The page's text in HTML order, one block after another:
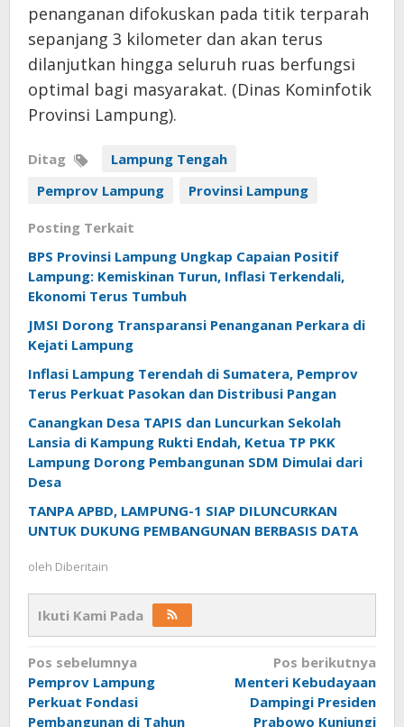
penanganan difokuskan pada titik terparah
sepanjang 3 kilometer dan akan terus
dilanjutkan hingga seluruh ruas berfungsi
optimal bagi masyarakat. (Dinas Kominfotik
Provinsi Lampung).
Ditag
Lampung Tengah
Pemprov Lampung
Provinsi Lampung
Posting Terkait
BPS Provinsi Lampung Ungkap Capaian Positif
Lampung: Kemiskinan Turun, Inflasi Terkendali,
Ekonomi Terus Tumbuh
JMSI Dorong Transparansi Penanganan Perkara di
Kejati Lampung
Inflasi Lampung Terendah di Sumatera, Pemprov
Terus Perkuat Pasokan dan Distribusi Pangan
Canangkan Desa TAPIS dan Luncurkan Sekolah
Lansia di Kampung Rukti Endah, Ketua TP PKK
Lampung Dorong Pembangunan SDM Dimulai dari
Desa
TANPA APBD, LAMPUNG-1 SIAP DILUNCURKAN
UNTUK DUKUNG PEMBANGUNAN BERBASIS DATA
oleh Diberitain
Ikuti Kami Pada
Navigasi
pos
Pos sebelumnya
Pemprov Lampung
Perkuat Fondasi
Pembangunan di Tahun
Pos berikutnya
Menteri Kebudayaan
Dampingi Presiden
Prabowo Kunjungi